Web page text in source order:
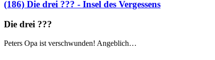
(186) Die drei ??? - Insel des Vergessens
Die drei ???
Peters Opa ist verschwunden! Angeblich…